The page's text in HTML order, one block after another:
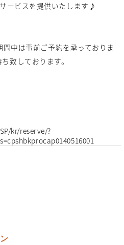
ービスを提供いたします♪
中は事前ご予約を承っておりま
致しております。
kr/reserve/?